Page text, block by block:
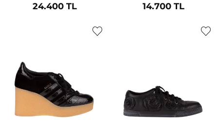
24.400 TL 14.700 TL